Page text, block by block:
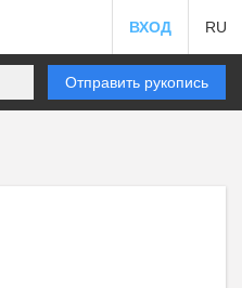
ВХОД RU
Отправить рукопись